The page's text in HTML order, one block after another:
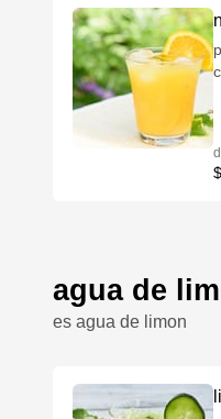
agua de
es agua de limon